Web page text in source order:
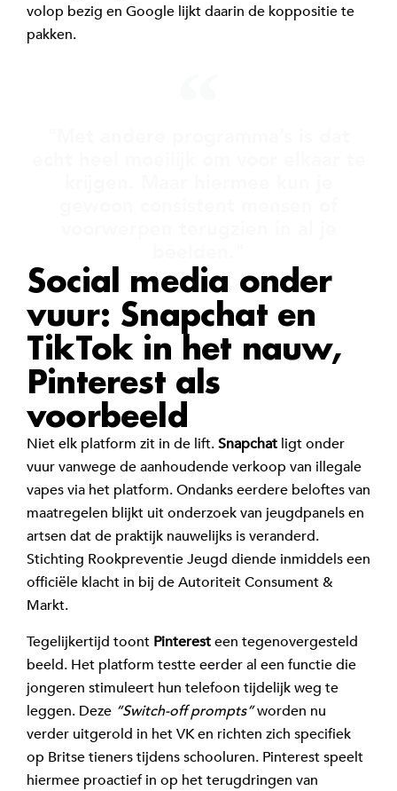
volop bezig en Google lijkt daarin de koppositie te
pakken.
Social media onder
vuur: Snapchat en
TikTok in het nauw,
Pinterest als
voorbeeld
Niet elk platform zit in de lift.Snapchat ligt onder
vuur vanwege de aanhoudende verkoop van illegale
vapes via het platform. Ondanks eerdere beloftes van
maatregelen blijkt uit onderzoek van jeugdpanels en
artsen dat de praktijk nauwelijks is veranderd.
Stichting Rookpreventie Jeugd diende inmiddels een
officiële klacht in bij de Autoriteit Consument &
Markt.
Tegelijkertijd toont Pinteresteen tegenovergesteld
beeld. Het platform testte eerder al een functie die
jongeren stimuleert hun telefoon tijdelijk weg te
leggen. Deze “Switch-off prompts”worden nu
verder uitgerold in het VK en richten zich specifiek
op Britse tieners tijdens schooluren. Pinterest speelt
hiermee proactief in op het terugdringen van